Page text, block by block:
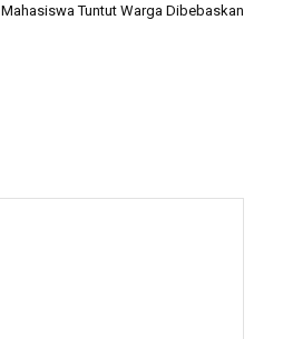
Mahasiswa Tuntut Warga Dibebaskan